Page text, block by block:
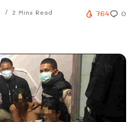
2 Mins Read 764 0